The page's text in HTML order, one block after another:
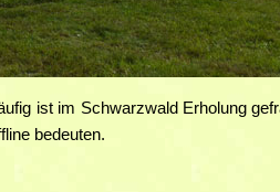
ist im Schwarzwald Erholung
bedeuten.